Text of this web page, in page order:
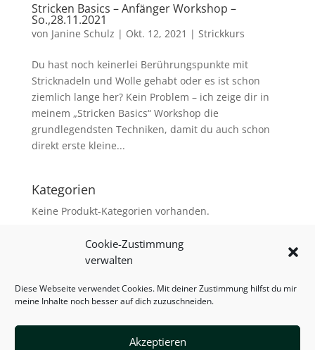
Cookie-Zustimmung
verwalten
Diese Webseite verwendet Cookies. Mit deiner Zustimmung hilfst du mir
meine Inhalte noch besser auf dich zuzuschneiden.
Akzeptieren
Stricken Basics – Anfänger Workshop –
So.,28.11.2021
von Janine Schulz | Okt. 12, 2021 | Strickkurs
Du hast noch keinerlei Berührungspunkte mit
Stricknadeln und Wolle gehabt oder es ist schon
ziemlich lange her? Kein Problem – ich zeige dir in
meinem „Stricken Basics“ Workshop die
grundlegendsten Techniken, damit du auch schon
direkt erste kleine...
Kategorien
Keine Produkt-Kategorien vorhanden.
Widerrufsbelehrung
Warenkorb
Datenschutzerklärung
Cookie-Richtlinie (EU)